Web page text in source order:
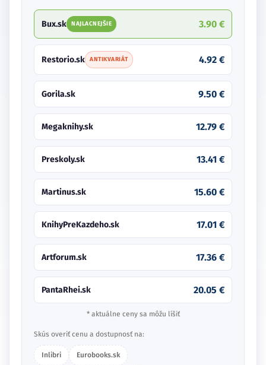
Bux.sk NAJLACNEJŠIE 3.90 €
Restorio.sk ANTIKVARIÁT 4.92 €
Gorila.sk 9.50 €
Megaknihy.sk 12.79 €
Preskoly.sk 13.41 €
Martinus.sk 15.60 €
KnihyPreKazdeho.sk 17.01 €
Artforum.sk 17.36 €
PantaRhei.sk 20.05 €
* aktuálne ceny sa môžu líšiť
Skús overiť cenu a dostupnosť na:
Inlibri Eurobooks.sk